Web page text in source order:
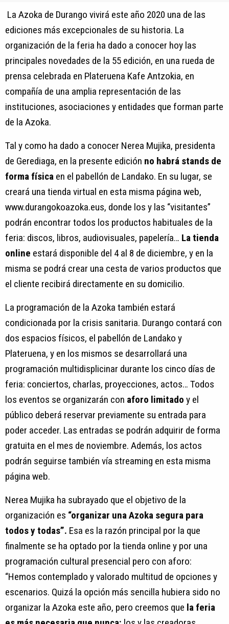
La Azoka de Durango vivirá este año 2020 una de las
ediciones más excepcionales de su historia. La
organización de la feria ha dado a conocer hoy las
principales novedades de la 55 edición, en una rueda de
prensa celebrada en Plateruena Kafe Antzokia, en
compañía de una amplia representación de las
instituciones, asociaciones y entidades que forman parte
de la Azoka.
Tal y como ha dado a conocer Nerea Mujika, presidenta
de Gerediaga, en la presente edición no habrá stands de
forma física en el pabellón de Landako. En su lugar, se
creará una tienda virtual en esta misma página web,
www.durangokoazoka.eus, donde los y las “visitantes”
podrán encontrar todos los productos habituales de la
feria: discos, libros, audiovisuales, papelería… La tienda
online estará disponible del 4 al 8 de diciembre, y en la
misma se podrá crear una cesta de varios productos que
el cliente recibirá directamente en su domicilio.
La programación de la Azoka también estará
condicionada por la crisis sanitaria. Durango contará con
dos espacios físicos, el pabellón de Landako y
Plateruena, y en los mismos se desarrollará una
programación multidisplicinar durante los cinco días de
feria: conciertos, charlas, proyecciones, actos… Todos
los eventos se organizarán con aforo limitado y el
público deberá reservar previamente su entrada para
poder acceder. Las entradas se podrán adquirir de forma
gratuita en el mes de noviembre. Además, los actos
podrán seguirse también vía streaming en esta misma
página web.
Nerea Mujika ha subrayado que el objetivo de la
organización es “organizar una Azoka segura para
todos y todas”. Esa es la razón principal por la que
finalmente se ha optado por la tienda online y por una
programación cultural presencial pero con aforo:
“Hemos contemplado y valorado multitud de opciones y
escenarios. Quizá la opción más sencilla hubiera sido no
organizar la Azoka este año, pero creemos que la feria